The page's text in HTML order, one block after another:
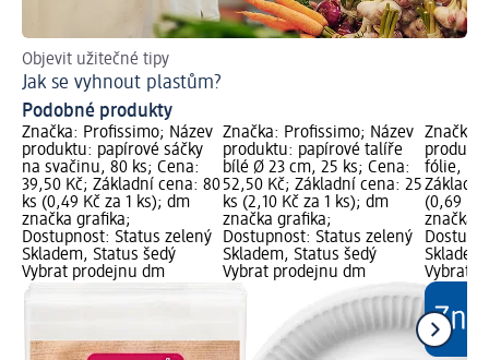
Objevit užitečné tipy
Jak se vyhnout plastům?
Podobné produkty
Značka: Profissimo; Název
produktu: papírové sáčky
na svačinu, 80 ks; Cena:
39,50 Kč; Základní cena: 80
ks (0,49 Kč za 1 ks); dm
značka grafika;
Dostupnost: Status zelený
Skladem, Status šedý
Vybrat prodejnu dm
Značka: Profissimo; Název
produktu: papírové talíře
bílé Ø 23 cm, 25 ks; Cena:
52,50 Kč; Základní cena: 25
ks (2,10 Kč za 1 ks); dm
značka grafika;
Dostupnost: Status zelený
Skladem, Status šedý
Vybrat prodejnu dm
Značka:
fólie, 50
(0,69 Kč
značka
Vybrat